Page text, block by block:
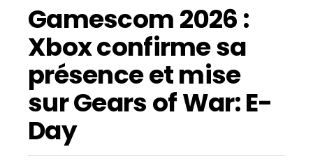
Gamescom 2026 :
Xbox confirme sa
présence et mise
sur Gears of War: E-
Day